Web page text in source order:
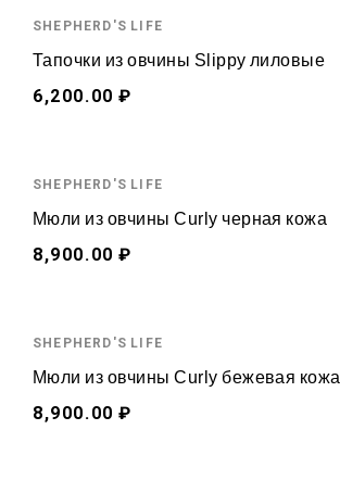
SHEPHERD'S LIFE
Тапочки из овчины Slippy лиловые
6,200.00 ₽
SHEPHERD'S LIFE
Мюли из овчины Curly черная кожа
8,900.00 ₽
SHEPHERD'S LIFE
Мюли из овчины Curly бежевая кожа
8,900.00 ₽